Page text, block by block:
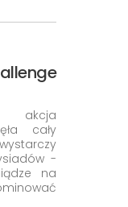
cały
-
na